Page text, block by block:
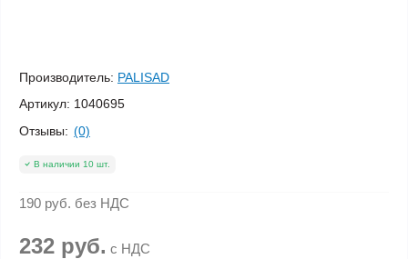
Производитель: PALISAD
Артикул: 1040695
Отзывы: (0)
В наличии 10 шт.
190 руб. без НДС
232 руб. с НДС